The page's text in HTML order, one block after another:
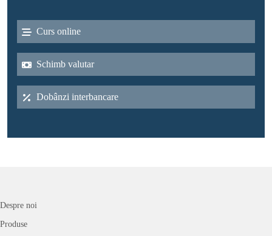
Curs online
Schimb valutar
Dobânzi interbancare
Despre noi
Produse